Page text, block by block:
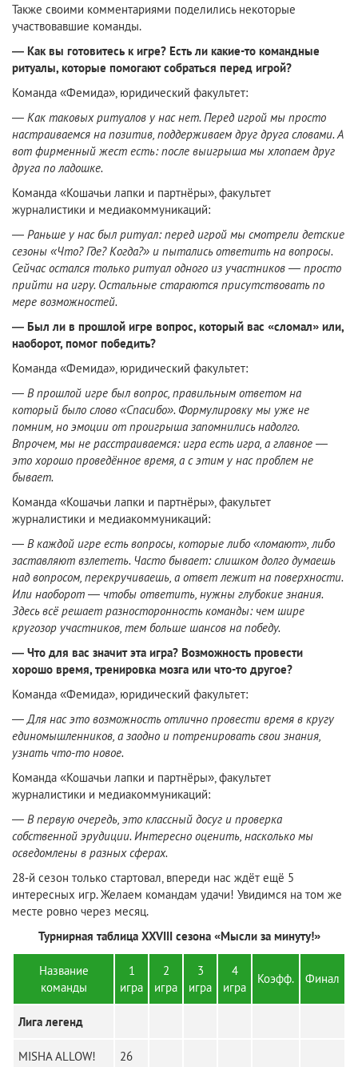
Также своими комментариями поделились некоторые
участвовавшие команды.
— Как вы готовитесь к игре? Есть ли какие-то командные
ритуалы, которые помогают собраться перед игрой?
Команда «Фемида», юридический факультет:
— Как таковых ритуалов у нас нет. Перед игрой мы просто
настраиваемся на позитив, поддерживаем друг друга словами. А
вот фирменный жест есть: после выигрыша мы хлопаем друг
друга по ладошке.
Команда «Кошачьи лапки и партнёры», факультет
журналистики и медиакоммуникаций:
— Раньше у нас был ритуал: перед игрой мы смотрели детские
сезоны «Что? Где? Когда?» и пытались ответить на вопросы.
Сейчас остался только ритуал одного из участников — просто
прийти на игру. Остальные стараются присутствовать по
мере возможностей.
— Был ли в прошлой игре вопрос, который вас «сломал» или,
наоборот, помог победить?
Команда «Фемида», юридический факультет:
— В прошлой игре был вопрос, правильным ответом на
который было слово «Спасибо». Формулировку мы уже не
помним, но эмоции от проигрыша запомнились надолго.
Впрочем, мы не расстраиваемся: игра есть игра, а главное —
это хорошо проведённое время, а с этим у нас проблем не
бывает.
Команда «Кошачьи лапки и партнёры», факультет
журналистики и медиакоммуникаций:
— В каждой игре есть вопросы, которые либо «ломают», либо
заставляют взлететь. Часто бывает: слишком долго думаешь
над вопросом, перекручиваешь, а ответ лежит на поверхности.
Или наоборот — чтобы ответить, нужны глубокие знания.
Здесь всё решает разносторонность команды: чем шире
кругозор участников, тем больше шансов на победу.
— Что для вас значит эта игра? Возможность провести
хорошо время, тренировка мозга или что-то другое?
Команда «Фемида», юридический факультет:
— Для нас это возможность отлично провести время в кругу
единомышленников, а заодно и потренировать свои знания,
узнать что-то новое.
Команда «Кошачьи лапки и партнёры», факультет
журналистики и медиакоммуникаций:
— В первую очередь, это классный досуг и проверка
собственной эрудиции. Интересно оценить, насколько мы
осведомлены в разных сферах.
28‑й сезон только стартовал, впереди нас ждёт ещё 5
интересных игр. Желаем командам удачи! Увидимся на том же
месте ровно через месяц.
Турнирная таблица XXVIII сезона «Мысли за минуту!»
Название
команды
1
игра
2
игра
3
игра
4
игра
Коэфф. Финал
Лига легенд
MISHA ALLOW! 26